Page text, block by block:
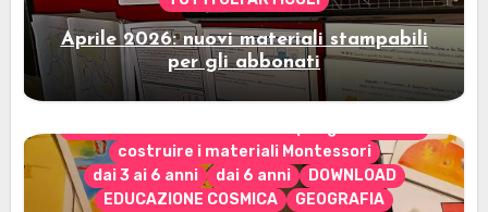
Aprile 2026: nuovi materiali stampabili
per gli abbonati
costruire i materiali Montessori
dai 3 ai 6 anni
dai 6 anni
DOWNLOAD
EDUCAZIONE COSMICA
GEOGRAFIA